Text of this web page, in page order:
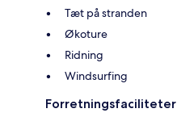
Tæt på stranden
Økoture
Ridning
Windsurfing
Forretningsfaciliteter